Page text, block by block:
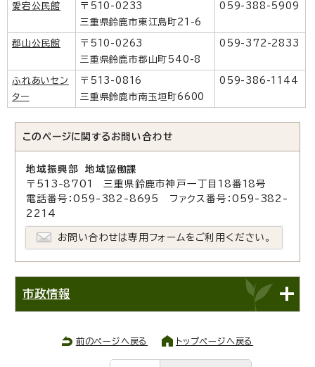
愛宕公民館
〒510-0233
三重県鈴鹿市東江島町21-6
059-388-5909
郡山公民館
〒510-0263
三重県鈴鹿市郡山町540-8
059-372-2833
ふれあいセン
ター
〒513-0816
三重県鈴鹿市南玉垣町6600
059-386-1144
このページに関する お問い合わせ
地域振興部 地域協働課
〒513-8701 三重県鈴鹿市神戸一丁目18番18号
電話番号：059-382-8695 ファクス番号：059-382-
2214
お問い合わせは専用フォームをご利用ください。
市政情報
前のページへ戻る トップページへ戻る